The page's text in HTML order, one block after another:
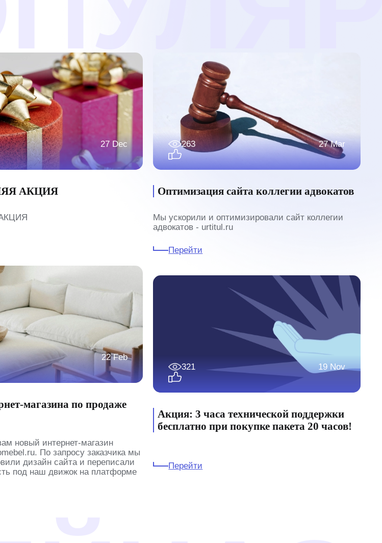
27 Dec
АКЦИЯ
22 Feb
магазина по продаже
новый интернет-магазин
По запросу заказчика мы
дизайн сайта и переписали
под наш движок на платформе
263 27 Mar
Оптимизация сайта коллегии адвокатов
Мы ускорили и оптимизировали сайт коллегии
адвокатов - urtitul.ru
Перейти
321 19 Nov
Акция: 3 часа технической поддержки
бесплатно при покупке пакета 20 часов!
Перейти